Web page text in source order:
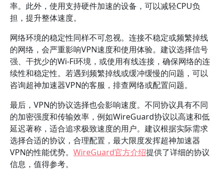
率。此外，使用支持硬件加速的设备，可以减轻CPU负
担，提升整体速度。
网络环境的稳定性同样不可忽视。连接不稳定或频繁掉线
的网络，会严重影响VPN速度和使用体验。建议选择信号
强、干扰少的Wi-Fi环境，或使用有线连接，确保网络的连
续性和稳定性。若遇到频繁掉线或缓冲缓慢的问题，可以
咨询超神加速器VPN的客服，排查网络或配置问题。
最后，VPN的协议选择也会影响速度。不同协议具有不同
的加密强度和传输效率，例如WireGuard协议以高速和低
延迟著称，适合追求极致速度的用户。建议根据实际需求
选择合适的协议，合理配置，最大限度发挥超神加速器
VPN的性能优势。 WireGuard官方介绍提供了详细的协议
信息，值得参考。